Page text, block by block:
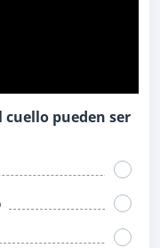
cuello pueden ser